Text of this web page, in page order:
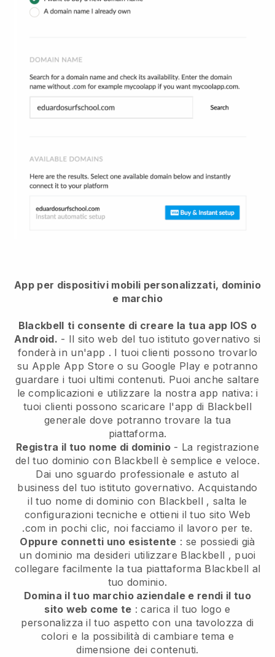
App per dispositivi mobili personalizzati, dominio
e marchio
Blackbell ti consente di creare la tua app IOS o
Android. - Il sito web del tuo istituto governativo si
fonderà in un'app . I tuoi clienti possono trovarlo
su Apple App Store o su Google Play e potranno
guardare i tuoi ultimi contenuti. Puoi anche saltare
le complicazioni e utilizzare la nostra app nativa: i
tuoi clienti possono scaricare l'app di Blackbell
generale dove potranno trovare la tua
piattaforma.
Registra il tuo nome di dominio- La registrazione
del tuo dominio con Blackbell è semplice e veloce.
Dai uno sguardo professionale e astuto al
business del tuo istituto governativo. Acquistando
il tuo nome di dominio con Blackbell , salta le
configurazioni tecniche e ottieni il tuo sito Web
.com in pochi clic, noi facciamo il lavoro per te.
Oppure connetti uno esistente : se possiedi già
un dominio ma desideri utilizzare Blackbell , puoi
collegare facilmente la tua piattaforma Blackbell al
tuo dominio.
Domina il tuo marchio aziendale e rendi il tuo
sito web come te : carica il tuo logo e
personalizza il tuo aspetto con una tavolozza di
colori e la possibilità di cambiare tema e
dimensione dei contenuti.